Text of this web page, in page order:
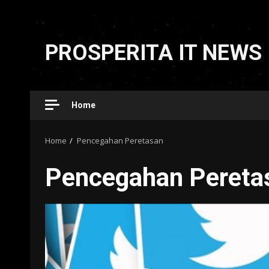
Skip
content
PROSPERITA IT NEWS
Home
Home Pencegahan Peretasan
Pencegahan